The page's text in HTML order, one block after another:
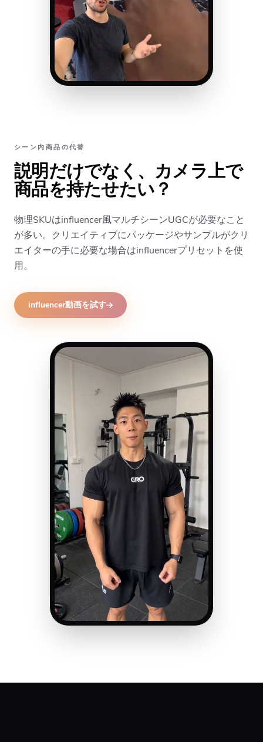
シーン内商品の代替
説明だけでなく、カメラ上で
商品を持たせたい？
物理SKUはinfluencer風マルチシーンUGCが必要なこと
が多い。クリエイティブにパッケージやサンプルがクリ
エイターの手に必要な場合はinfluencerプリセットを使
用。
influencer動画を試す